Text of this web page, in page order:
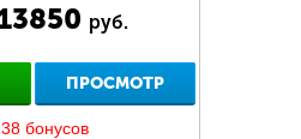
руб.
ПРОСМОТР
бонусов